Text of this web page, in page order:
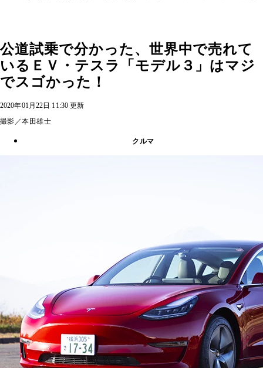
公道試乗で分かった、世界中で売れて
いるＥＶ・テスラ「モデル３」はマジ
でスゴかった！
2020年01月22日 11:30 更新
撮影／本田雄士
クルマ